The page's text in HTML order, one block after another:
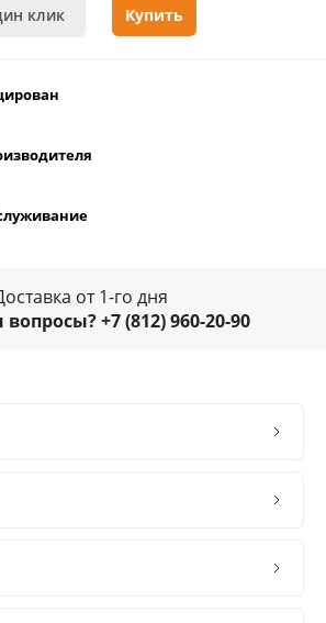
клик Купить
от 1-го дня
+7 (812) 960-20-90